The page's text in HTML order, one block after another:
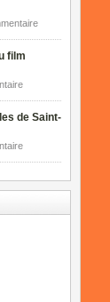
film
de Saint-